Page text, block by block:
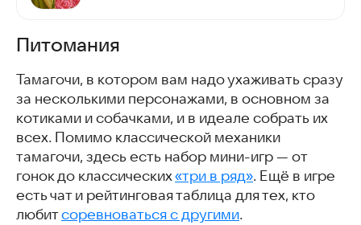
Питомания
Тамагочи, в котором вам надо ухаживать сразу
за несколькими персонажами, в основном за
котиками и собачками, и в идеале собрать их
всех. Помимо классической механики
тамагочи, здесь есть набор мини-игр — от
гонок до классических«три в ряд». Ещё в игре
есть чат и рейтинговая таблица для тех, кто
любитсоревноваться с другими.